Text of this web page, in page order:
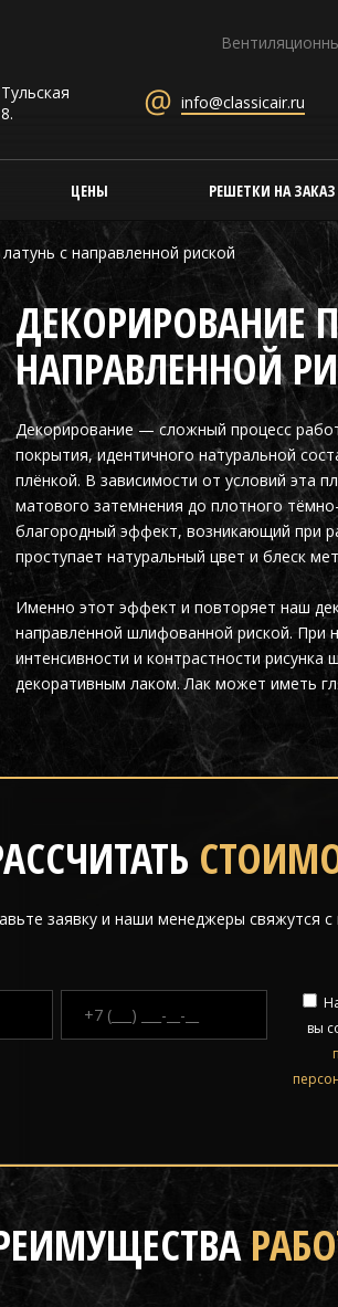
info@classicair.ru
ЦЕНЫ РЕШЕТКИ НА ЗАКАЗ
с направленной риской
ДЕКОРИРОВАНИЕ
НАПРАВЛЕННОЙ
Декорирование — сложный процесс
покрытия, идентичного натуральной
плёнкой. В зависимости от условий эта
матового затемнения до плотного
благородный эффект, возникающий при
проступает натуральный цвет и блеск
Именно этот эффект и повторяет наш
направленной шлифованной риской. При
интенсивности и контрастности
декоративным лаком. Лак может иметь
заявку и наши менеджеры свяжутся
вы